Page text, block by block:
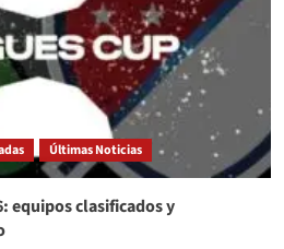
Últimas Noticias
equipos clasificados y